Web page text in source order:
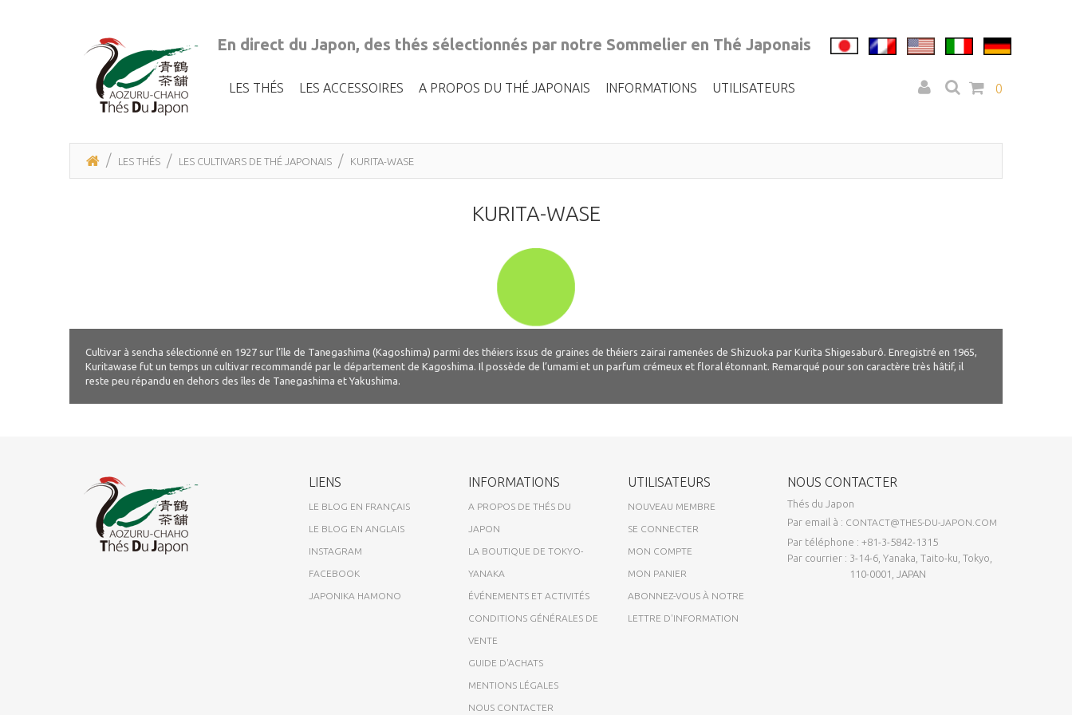
En direct du Japon, des thés sélectionnés par notre Sommelier en Thé Japonais
0
LES THÉS LES ACCESSOIRES A PROPOS DU THÉ JAPONAIS INFORMATIONS UTILISATEURS
LES THÉS LES CULTIVARS DE THÉ JAPONAIS KURITA-WASE
KURITA-WASE
Cultivar à sencha sélectionné en 1927 sur l’île de Tanegashima (Kagoshima) parmi des théiers issus de graines de théiers zairai ramenées de Shizuoka par Kurita Shigesaburô. Enregistré en 1965,
Kuritawase fut un temps un cultivar recommandé par le département de Kagoshima. Il possède de l’umami et un parfum crémeux et floral étonnant. Remarqué pour son caractère très hâtif, il
reste peu répandu en dehors des îles de Tanegashima et Yakushima.
LIENS
LE BLOG EN FRANÇAIS
LE BLOG EN ANGLAIS
INSTAGRAM
FACEBOOK
JAPONIKA HAMONO
INFORMATIONS
A PROPOS DE THÉS DU
JAPON
LA BOUTIQUE DE TOKYO-
YANAKA
ÉVÉNEMENTS ET ACTIVITÉS
CONDITIONS GÉNÉRALES DE
VENTE
GUIDE D'ACHATS
MENTIONS LÉGALES
NOUS CONTACTER
UTILISATEURS
NOUVEAU MEMBRE
SE CONNECTER
MON COMPTE
MON PANIER
ABONNEZ-VOUS À NOTRE
LETTRE D'INFORMATION
NOUS CONTACTER
Thés du Japon
Par email à : CONTACT@THES-DU-JAPON.COM
Par téléphone : +81-3-5842-1315
Par courrier : 3-14-6, Yanaka, Taito-ku, Tokyo,
110-0001, JAPAN